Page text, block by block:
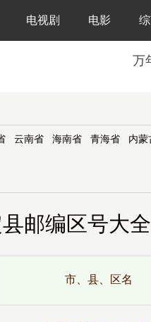
电影
电视剧
万
云南省 海南省 青海省
内蒙
邮编区号大全
市、县、区名